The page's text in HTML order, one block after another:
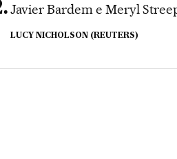
Javier Bardem e Meryl
LUCY NICHOLSON (REUTERS)